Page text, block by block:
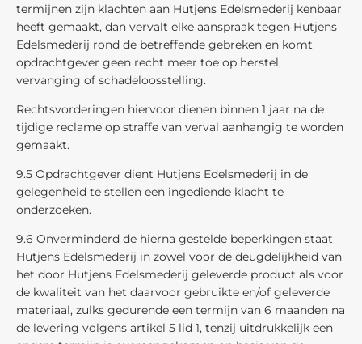
termijnen zijn klachten aan Hutjens Edelsmederij kenbaar
heeft gemaakt, dan vervalt elke aanspraak tegen Hutjens
Edelsmederij rond de betreffende gebreken en komt
opdrachtgever geen recht meer toe op herstel,
vervanging of schadeloosstelling.
Rechtsvorderingen hiervoor dienen binnen 1 jaar na de
tijdige reclame op straffe van verval aanhangig te worden
gemaakt.
9.5 Opdrachtgever dient Hutjens Edelsmederij in de
gelegenheid te stellen een ingediende klacht te
onderzoeken.
9.6 Onverminderd de hierna gestelde beperkingen staat
Hutjens Edelsmederij in zowel voor de deugdelijkheid van
het door Hutjens Edelsmederij geleverde product als voor
de kwaliteit van het daarvoor gebruikte en/of geleverde
materiaal, zulks gedurende een termijn van 6 maanden na
de levering volgens artikel 5 lid 1, tenzij uitdrukkelijk een